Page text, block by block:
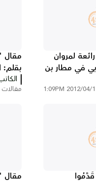
لمروان
في مطار بن
2012/04/13
مقال
بقلم:
مقال